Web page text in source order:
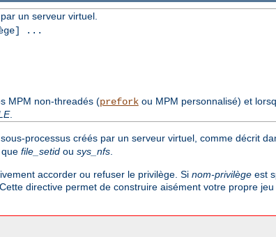
un serveur virtuel.
...
MPM non-threadés (preforkou MPM personnalisé) et
.
processus créés par un serveur virtuel, comme décrit
file_setid ou sys_nfs.
accorder ou refuser le privilège. Si nom-privilège est
directive permet de construire aisément votre propre